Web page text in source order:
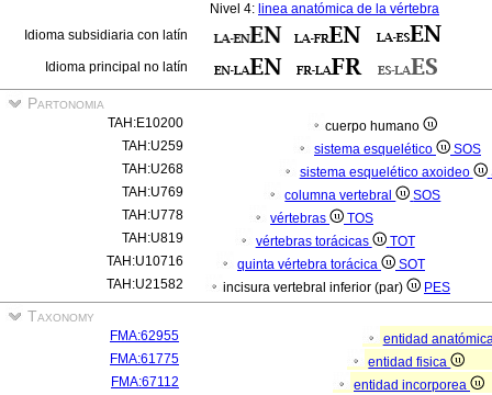
Nivel 4: linea anatómica de la vértebra
Idioma subsidiaria con latín
Idioma principal no latín
Partonomia
TAH:E10200
cuerpo humano
TAH:U259
sistema esquelético
SOS
TAH:U268
sistema esquelético axoideo
TAH:U769
columna vertebral
SOS
TAH:U778
vértebras
TOS
TAH:U819
vértebras torácicas
TOT
TAH:U10716
quinta vértebra torácica
SOT
TAH:U21582
incisura vertebral inferior (par) PES
Taxonomy
FMA:62955
entidad
FMA:61775
entidad fisica
FMA:67112
entidad incorporea